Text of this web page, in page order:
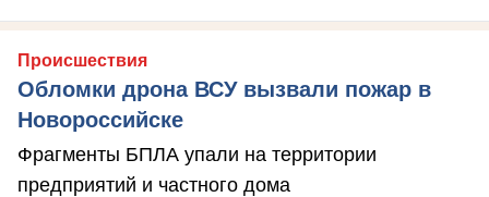
Происшествия
Обломки дрона ВСУ вызвали пожар в
Новороссийске
Фрагменты БПЛА упали на территории
предприятий и частного дома